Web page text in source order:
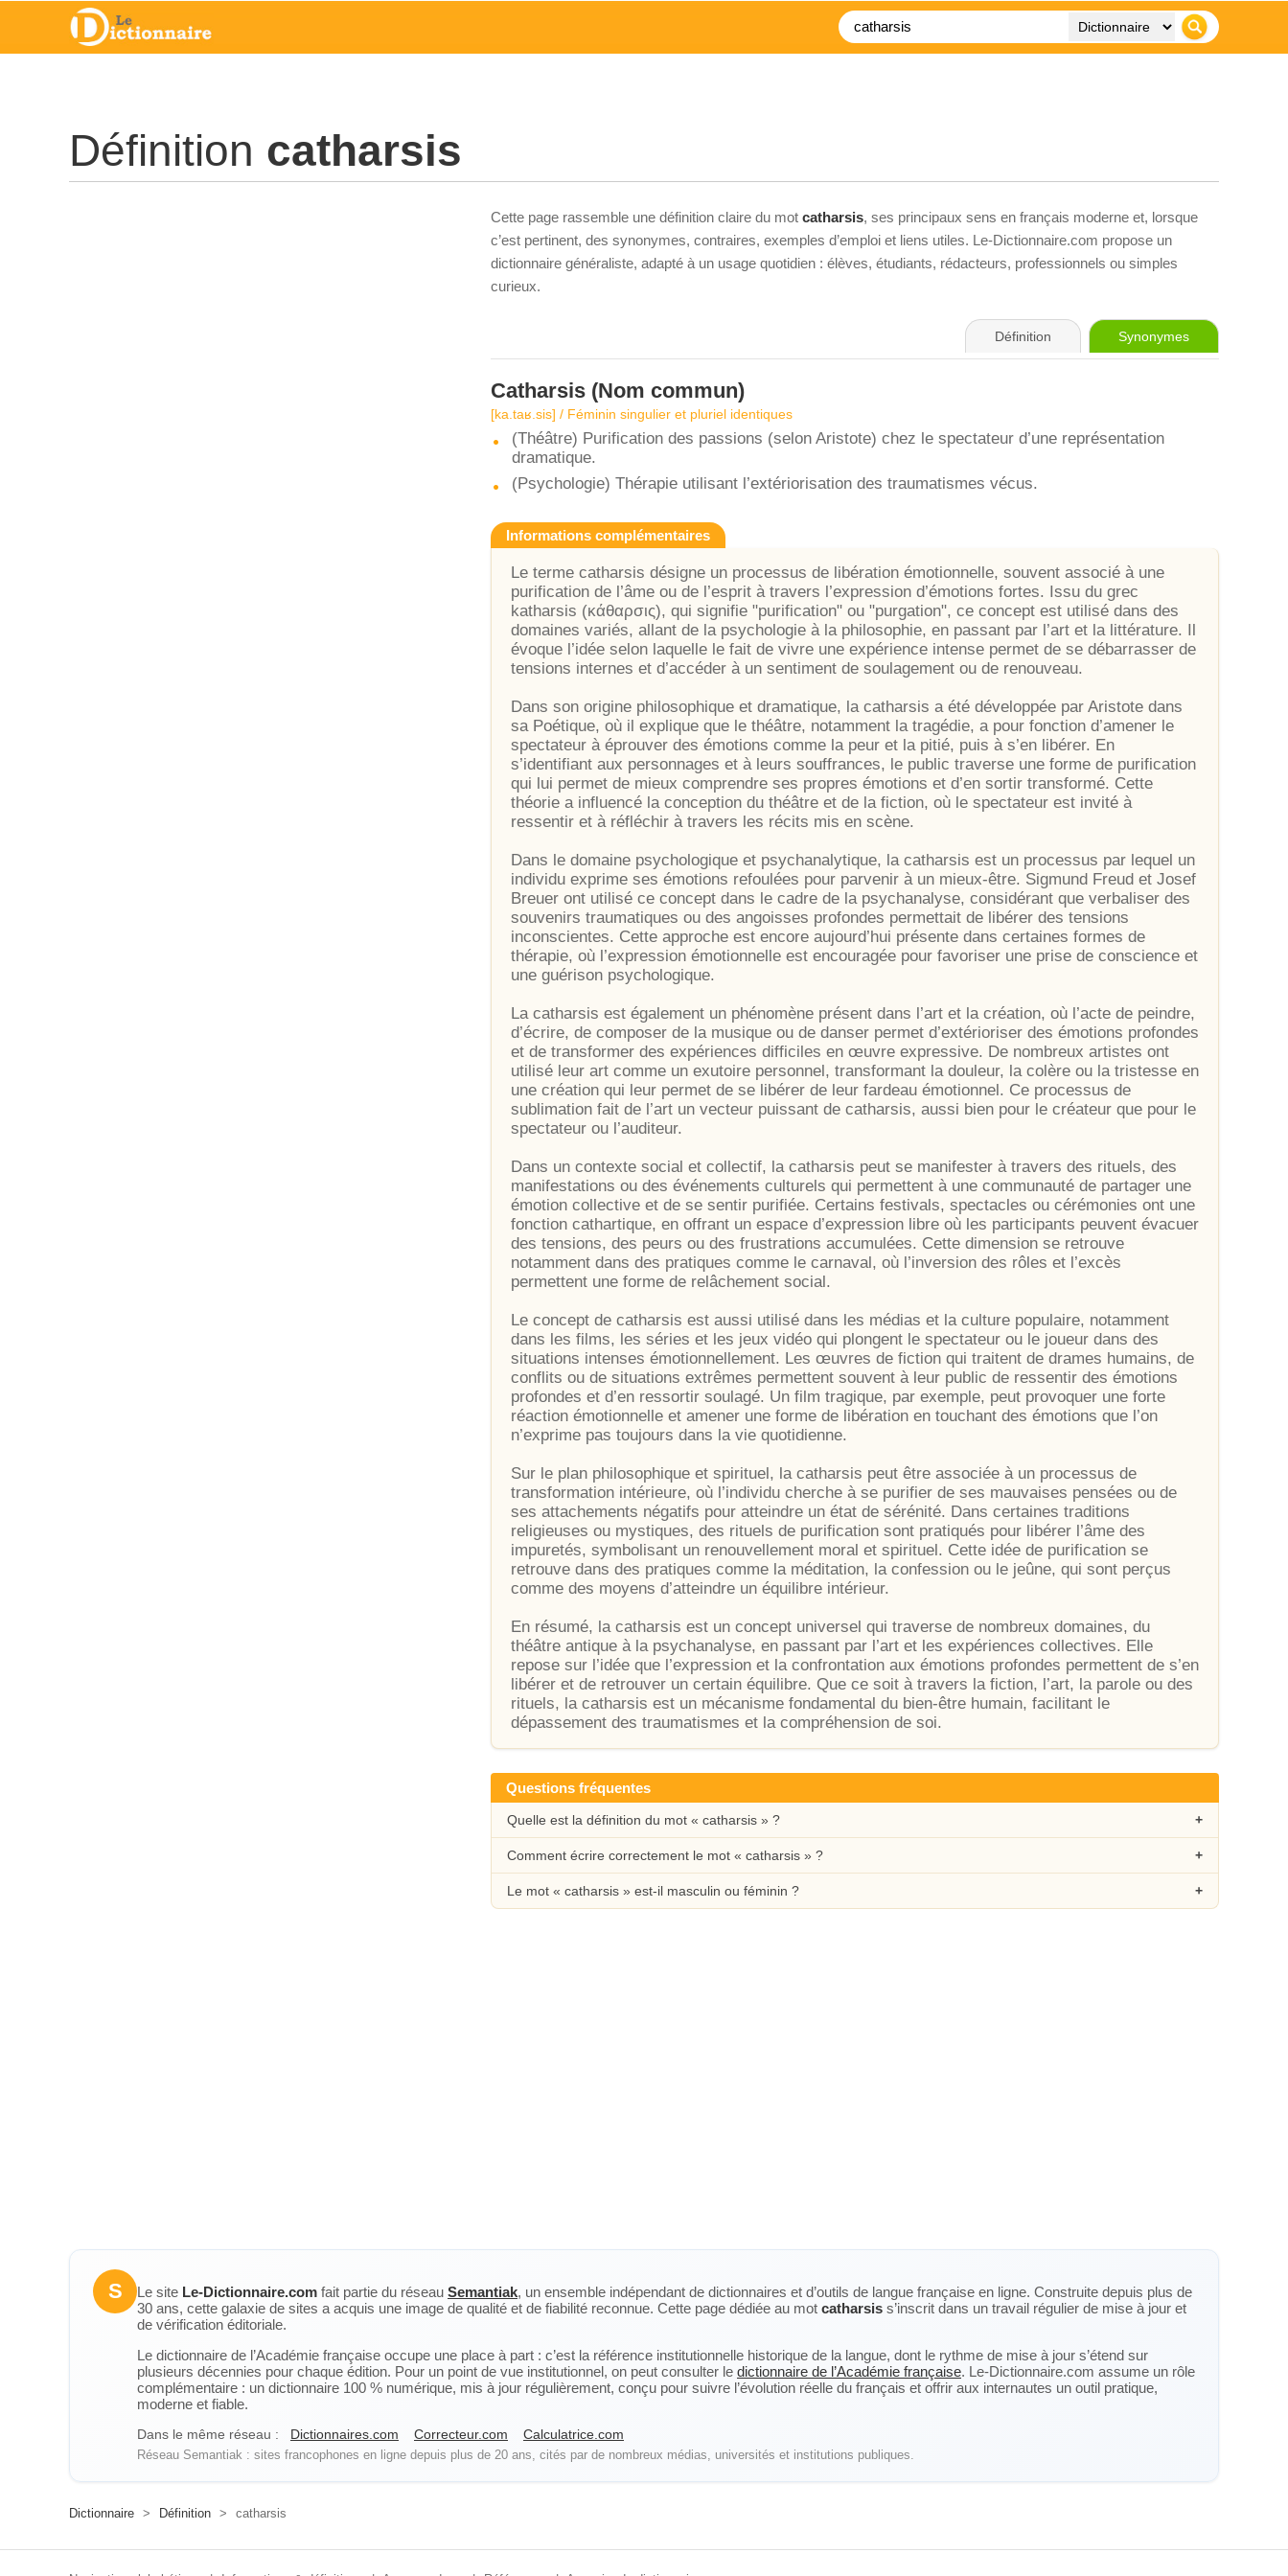
Définition catharsis
Cette page rassemble une définition claire du mot catharsis, ses principaux sens en français moderne et, lorsque
c’est pertinent, des synonymes, contraires, exemples d’emploi et liens utiles. Le-Dictionnaire.com propose un
dictionnaire généraliste, adapté à un usage quotidien : élèves, étudiants, rédacteurs, professionnels ou simples
curieux.
Définition Synonymes
Catharsis (Nom commun)
[ka.taʁ.sis] / Féminin singulier et pluriel identiques
(Théâtre) Purification des passions (selon Aristote) chez le spectateur d’une représentation
dramatique.
(Psychologie) Thérapie utilisant l’extériorisation des traumatismes vécus.
Informations complémentaires
Le terme catharsis désigne un processus de libération émotionnelle, souvent associé à une
purification de l’âme ou de l’esprit à travers l’expression d’émotions fortes. Issu du grec
katharsis (κάθαρσις), qui signifie "purification" ou "purgation", ce concept est utilisé dans des
domaines variés, allant de la psychologie à la philosophie, en passant par l’art et la littérature. Il
évoque l’idée selon laquelle le fait de vivre une expérience intense permet de se débarrasser de
tensions internes et d’accéder à un sentiment de soulagement ou de renouveau.
Dans son origine philosophique et dramatique, la catharsis a été développée par Aristote dans
sa Poétique, où il explique que le théâtre, notamment la tragédie, a pour fonction d’amener le
spectateur à éprouver des émotions comme la peur et la pitié, puis à s’en libérer. En
s’identifiant aux personnages et à leurs souffrances, le public traverse une forme de purification
qui lui permet de mieux comprendre ses propres émotions et d’en sortir transformé. Cette
théorie a influencé la conception du théâtre et de la fiction, où le spectateur est invité à
ressentir et à réfléchir à travers les récits mis en scène.
Dans le domaine psychologique et psychanalytique, la catharsis est un processus par lequel un
individu exprime ses émotions refoulées pour parvenir à un mieux-être. Sigmund Freud et Josef
Breuer ont utilisé ce concept dans le cadre de la psychanalyse, considérant que verbaliser des
souvenirs traumatiques ou des angoisses profondes permettait de libérer des tensions
inconscientes. Cette approche est encore aujourd’hui présente dans certaines formes de
thérapie, où l’expression émotionnelle est encouragée pour favoriser une prise de conscience et
une guérison psychologique.
La catharsis est également un phénomène présent dans l’art et la création, où l’acte de peindre,
d’écrire, de composer de la musique ou de danser permet d’extérioriser des émotions profondes
et de transformer des expériences difficiles en œuvre expressive. De nombreux artistes ont
utilisé leur art comme un exutoire personnel, transformant la douleur, la colère ou la tristesse en
une création qui leur permet de se libérer de leur fardeau émotionnel. Ce processus de
sublimation fait de l’art un vecteur puissant de catharsis, aussi bien pour le créateur que pour le
spectateur ou l’auditeur.
Dans un contexte social et collectif, la catharsis peut se manifester à travers des rituels, des
manifestations ou des événements culturels qui permettent à une communauté de partager une
émotion collective et de se sentir purifiée. Certains festivals, spectacles ou cérémonies ont une
fonction cathartique, en offrant un espace d’expression libre où les participants peuvent évacuer
des tensions, des peurs ou des frustrations accumulées. Cette dimension se retrouve
notamment dans des pratiques comme le carnaval, où l’inversion des rôles et l’excès
permettent une forme de relâchement social.
Le concept de catharsis est aussi utilisé dans les médias et la culture populaire, notamment
dans les films, les séries et les jeux vidéo qui plongent le spectateur ou le joueur dans des
situations intenses émotionnellement. Les œuvres de fiction qui traitent de drames humains, de
conflits ou de situations extrêmes permettent souvent à leur public de ressentir des émotions
profondes et d’en ressortir soulagé. Un film tragique, par exemple, peut provoquer une forte
réaction émotionnelle et amener une forme de libération en touchant des émotions que l’on
n’exprime pas toujours dans la vie quotidienne.
Sur le plan philosophique et spirituel, la catharsis peut être associée à un processus de
transformation intérieure, où l’individu cherche à se purifier de ses mauvaises pensées ou de
ses attachements négatifs pour atteindre un état de sérénité. Dans certaines traditions
religieuses ou mystiques, des rituels de purification sont pratiqués pour libérer l’âme des
impuretés, symbolisant un renouvellement moral et spirituel. Cette idée de purification se
retrouve dans des pratiques comme la méditation, la confession ou le jeûne, qui sont perçus
comme des moyens d’atteindre un équilibre intérieur.
En résumé, la catharsis est un concept universel qui traverse de nombreux domaines, du
théâtre antique à la psychanalyse, en passant par l’art et les expériences collectives. Elle
repose sur l’idée que l’expression et la confrontation aux émotions profondes permettent de s’en
libérer et de retrouver un certain équilibre. Que ce soit à travers la fiction, l’art, la parole ou des
rituels, la catharsis est un mécanisme fondamental du bien-être humain, facilitant le
dépassement des traumatismes et la compréhension de soi.
Questions fréquentes
Quelle est la définition du mot « catharsis » ?
Comment écrire correctement le mot « catharsis » ?
Le mot « catharsis » est-il masculin ou féminin ?
S Le site Le-Dictionnaire.com fait partie du réseau Semantiak, un ensemble indépendant de dictionnaires et d’outils de langue française en ligne. Construite depuis plus de
30 ans, cette galaxie de sites a acquis une image de qualité et de fiabilité reconnue. Cette page dédiée au mot catharsis s’inscrit dans un travail régulier de mise à jour et
de vérification éditoriale.
Le dictionnaire de l’Académie française occupe une place à part : c’est la référence institutionnelle historique de la langue, dont le rythme de mise à jour s’étend sur
plusieurs décennies pour chaque édition. Pour un point de vue institutionnel, on peut consulter le dictionnaire de l’Académie française. Le-Dictionnaire.com assume un rôle
complémentaire : un dictionnaire 100 % numérique, mis à jour régulièrement, conçu pour suivre l’évolution réelle du français et offrir aux internautes un outil pratique,
moderne et fiable.
Dans le même réseau : Dictionnaires.com Correcteur.com Calculatrice.com
Réseau Semantiak : sites francophones en ligne depuis plus de 20 ans, cités par de nombreux médias, universités et institutions publiques.
Dictionnaire > Définition > catharsis